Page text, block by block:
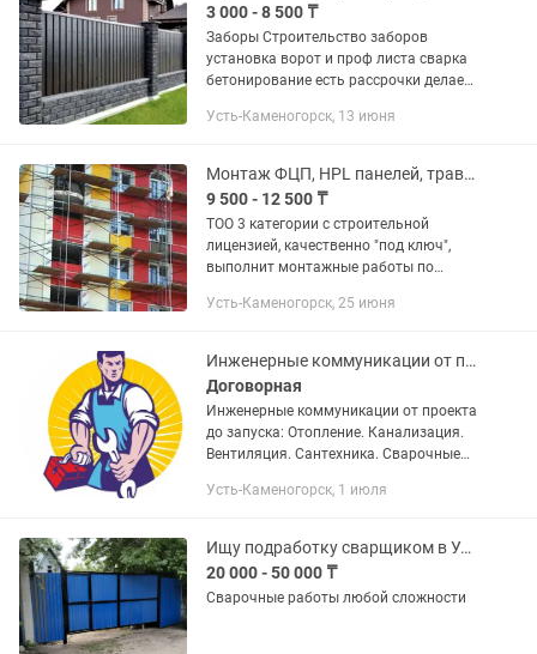
3 000 - 8 500 ₸
Заборы Строительство заборов
установка ворот и проф листа сварка
бетонирование есть рассрочки делаем
Усть-Каменогорск, 13 июня
Монтаж ФЦП, HPL панелей, травертин, гранит
9 500 - 12 500 ₸
ТОО 3 категории с строительной
лицензией, качественно "под ключ",
выполнит монтажные работы по
-Керамогранит -ФБ. Имеется в наличии
Усть-Каменогорск, 25 июня
Инженерные коммуникации от проекта до запуска
Договорная
Инженерные коммуникации от проекта
до запуска: Отопление. Канализация.
Вентиляция. Сантехника. Сварочные
Надежные решения для вашего дома и
Усть-Каменогорск, 1 июля
Ищу подработку сварщиком в Указанном
20 000 - 50 000 ₸
Сварочные работы любой сложности